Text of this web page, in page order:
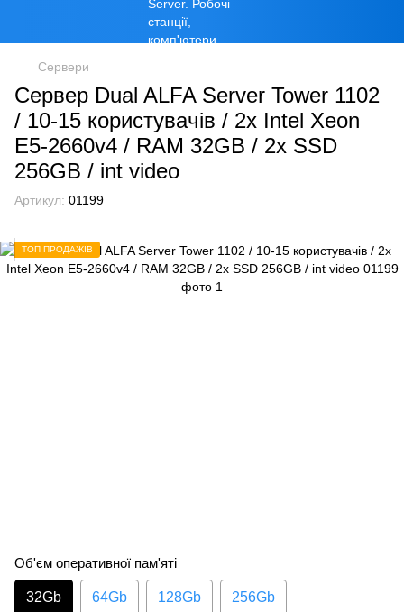
Сервери
Сервер Dual ALFA Server Tower 1102
/ 10-15 кopиcтувaчів / 2х Intel Xeon
E5-2660v4 / RAM 32GB / 2x SSD
256GB / int video
Артикул: 01199
ТОП ПРОДАЖІВ
Об'єм оперативної пам'яті
32Gb 64Gb 128Gb 256Gb